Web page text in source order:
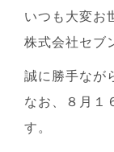
いつも大変お
株式会社セ
誠に勝手なが
なお、８月１
す。